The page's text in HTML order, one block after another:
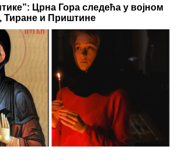
Црна Гора следећа у војном
Тиране и Приштине